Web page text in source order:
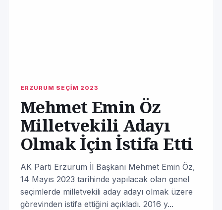
ERZURUM SEÇİM 2023
Mehmet Emin Öz
Milletvekili Adayı
Olmak İçin İstifa Etti
AK Parti Erzurum İl Başkanı Mehmet Emin Öz,
14 Mayıs 2023 tarihinde yapılacak olan genel
seçimlerde milletvekili aday adayı olmak üzere
görevinden istifa ettiğini açıkladı. 2016 y...